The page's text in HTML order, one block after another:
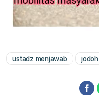
ustadz menjawab jodoh